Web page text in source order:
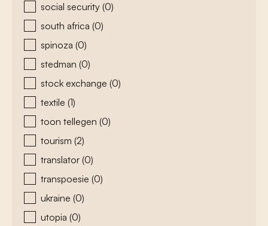
social security (0)
south africa (0)
spinoza (0)
stedman (0)
stock exchange (0)
textile (1)
toon tellegen (0)
tourism (2)
translator (0)
transpoesie (0)
ukraine (0)
utopia (0)